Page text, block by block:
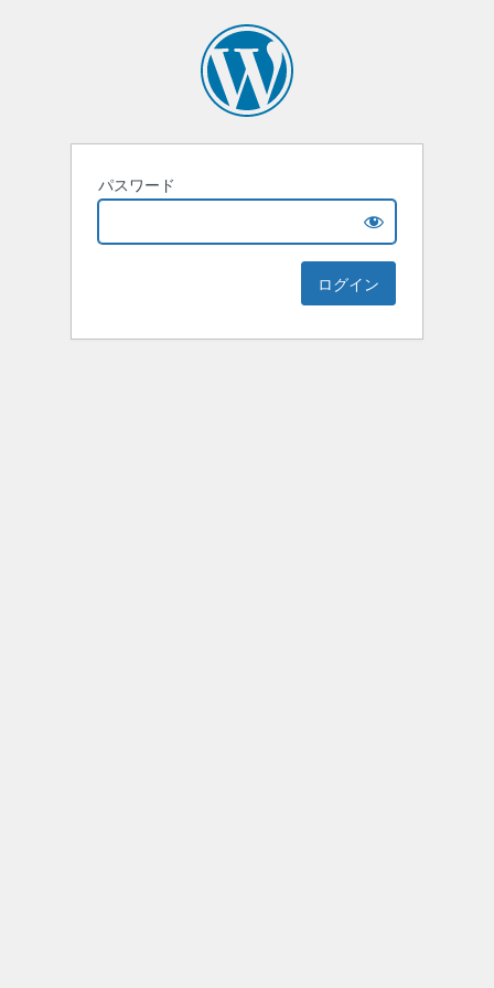
パスワード